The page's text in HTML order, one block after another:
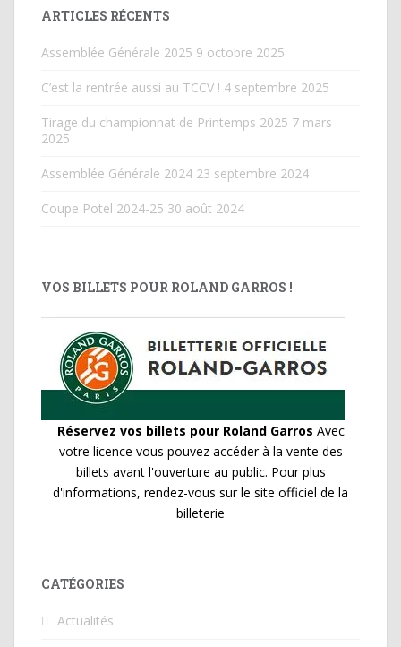
ARTICLES RÉCENTS
Assemblée Générale 2025 9 octobre 2025
C’est la rentrée aussi au TCCV ! 4 septembre 2025
Tirage du championnat de Printemps 2025 7 mars
2025
Assemblée Générale 2024 23 septembre 2024
Coupe Potel 2024-25 30 août 2024
VOS BILLETS POUR ROLAND GARROS !
Réservez vos billets pour Roland Garros Avec
votre licence vous pouvez accéder à la vente des
billets avant l'ouverture au public. Pour plus
d'informations, rendez-vous sur le site officiel de la
billeterie
CATÉGORIES
Actualités